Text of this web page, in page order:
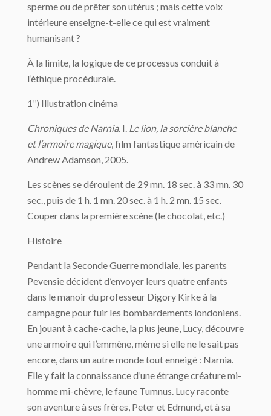
sperme ou de prêter son utérus ; mais cette voix
intérieure enseigne-t-elle ce qui est vraiment
humanisant ?
À la limite, la logique de ce processus conduit à
l’éthique procédurale.
1’’) Illustration cinéma
Chroniques de Narnia. I. Le lion, la sorcière blanche
et l’armoire magique, film fantastique américain de
Andrew Adamson, 2005.
Les scènes se déroulent de 29 mn. 18 sec. à 33 mn. 30
sec., puis de 1 h. 1 mn. 20 sec. à 1 h. 2 mn. 15 sec.
Couper dans la première scène (le chocolat, etc.)
Histoire
Pendant la Seconde Guerre mondiale, les parents
Pevensie décident d’envoyer leurs quatre enfants
dans le manoir du professeur Digory Kirke à la
campagne pour fuir les bombardements londoniens.
En jouant à cache-cache, la plus jeune, Lucy, découvre
une armoire qui l’emmène, même si elle ne le sait pas
encore, dans un autre monde tout enneigé : Narnia.
Elle y fait la connaissance d’une étrange créature mi-
homme mi-chèvre, le faune Tumnus. Lucy raconte
son aventure à ses frères, Peter et Edmund, et à sa